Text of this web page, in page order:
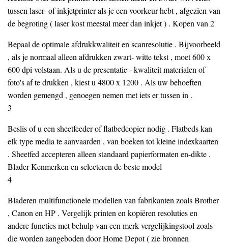
tussen laser- of inkjetprinter als je een voorkeur hebt , afgezien van
de begroting ( laser kost meestal meer dan inkjet ) . Kopen van 2
Bepaal de optimale afdrukkwaliteit en scanresolutie . Bijvoorbeeld
, als je normaal alleen afdrukken zwart- witte tekst , moet 600 x
600 dpi volstaan. Als u de presentatie - kwaliteit materialen of
foto's af te drukken , kiest u 4800 x 1200 . Als uw behoeften
worden gemengd , genoegen nemen met iets er tussen in .
3
Beslis of u een sheetfeeder of flatbedcopier nodig . Flatbeds kan
elk type media te aanvaarden , van boeken tot kleine indexkaarten
. Sheetfed accepteren alleen standaard papierformaten en-dikte .
Blader Kenmerken en selecteren de beste model
4
Bladeren multifunctionele modellen van fabrikanten zoals Brother
, Canon en HP . Vergelijk printen en kopiëren resoluties en
andere functies met behulp van een merk vergelijkingstool zoals
die worden aangeboden door Home Depot ( zie bronnen